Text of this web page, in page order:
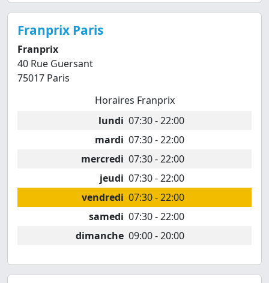
Franprix Paris
Franprix
40 Rue Guersant
75017 Paris
Horaires Franprix
lundi 07:30 - 22:00
mardi 07:30 - 22:00
mercredi 07:30 - 22:00
jeudi 07:30 - 22:00
vendredi 07:30 - 22:00
samedi 07:30 - 22:00
dimanche 09:00 - 20:00